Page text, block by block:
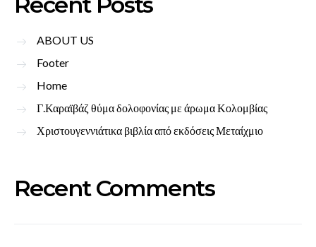
ABOUT US
Footer
Home
Γ.Καραϊβάζ θύμα δολοφονίας με άρωμα Κολομβίας
Χριστουγεννιάτικα βιβλία από εκδόσεις Μεταίχμιο
Recent Comments